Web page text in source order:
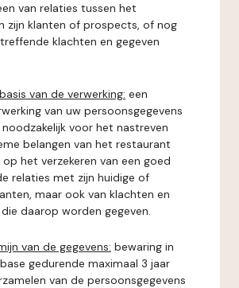
van relaties tussen het
zijn klanten of prospects, of nog
klachten en gegeven
van de verwerking: een
van uw persoonsgegevens
voor het nastreven
belangen van het restaurant
het verzekeren van een goed
relaties met zijn huidige of
maar ook van klachten en
daarop worden gegeven.
van de gegevens: bewaring in
gedurende maximaal 3 jaar
van de persoonsgegevens